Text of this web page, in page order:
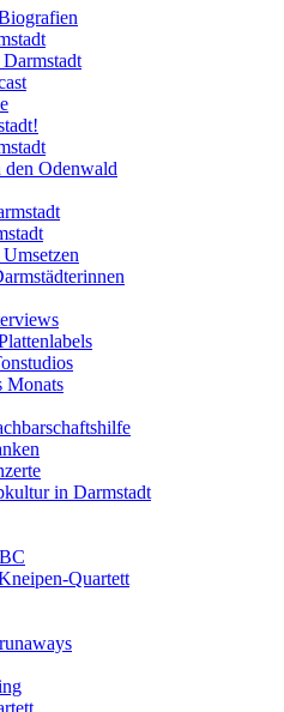
den Odenwald
Monats
in Darmstadt
Quartett